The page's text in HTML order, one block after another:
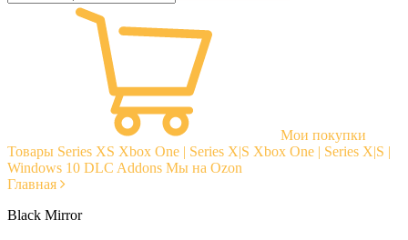
Мои покупки
Товары Series XS Xbox One | Series X|S Xbox One | Series X|S |
Windows 10 DLC Addons Мы на Ozon
Главная
Black Mirror